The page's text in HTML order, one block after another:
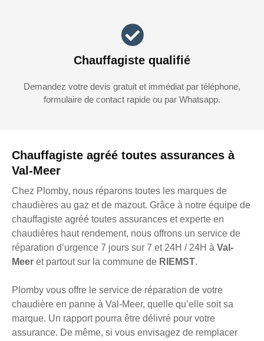
Chauffagiste agréé toutes assurances à
Val-Meer
Chez Plomby, nous réparons toutes les marques de
chaudières au gaz et de mazout. Grâce à notre équipe de
chauffagiste agréé toutes assurances et experte en
chaudières haut rendement, nous offrons un service de
réparation d’urgence 7 jours sur 7 et 24H / 24H à Val-
Meer et partout sur la commune de RIEMST.
Plomby vous offre le service de réparation de votre
chaudière en panne à Val-Meer, quelle qu’elle soit sa
marque. Un rapport pourra être délivré pour votre
assurance. De même, si vous envisagez de remplacer
Chauffagiste qualifié
Demandez votre devis gratuit et immédiat par téléphone,
formulaire de contact rapide ou par Whatsapp.